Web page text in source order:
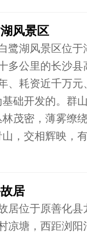
风景区
鹭湖风景区位
多公里的长沙
、耗资近千万元
础开发的。群
茂密，薄雾缭
，交相辉映，
居
居位于原善化
凉塘，西距浏